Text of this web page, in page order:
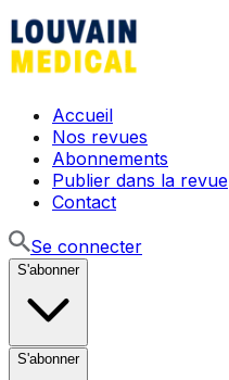
Accueil
Nos revues
Abonnements
Publier dans la revue
Contact
Se connecter
S'abonner
S'abonner